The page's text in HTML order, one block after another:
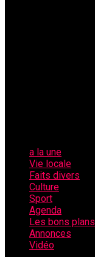
a la une
Vie locale
Faits divers
Culture
Sport
Agenda
Les bons plans
Annonces
Vidéo